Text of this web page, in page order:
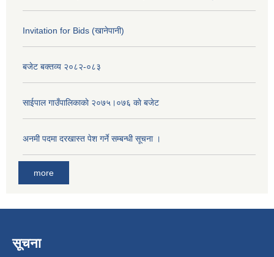
Invitation for Bids (खानेपानी)
बजेट बक्तव्य २०८२-०८३
साईपाल गाउँपालिकाकाे २०७५।०७६ काे बजेट
अनमी पदमा दरखास्त पेश गर्ने सम्बन्धी सूचना ।
more
सूचना